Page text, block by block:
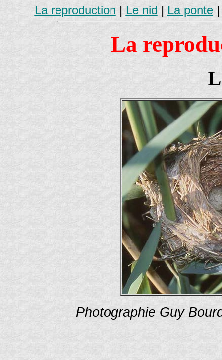
La reproduction | Le nid | La ponte
La
Photographie Guy